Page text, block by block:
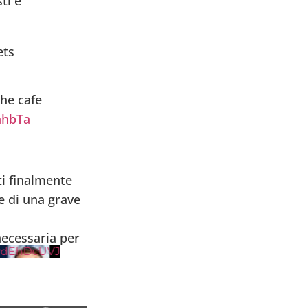
cafe
finalmente
di una grave
per